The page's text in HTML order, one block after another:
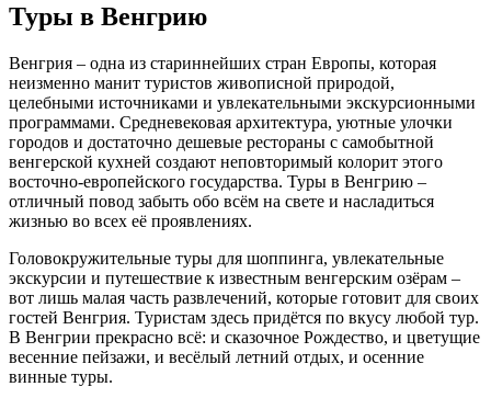
Туры в Венгрию
Венгрия – одна из стариннейших стран Европы, которая
неизменно манит туристов живописной природой,
целебными источниками и увлекательными экскурсионными
программами. Средневековая архитектура, уютные улочки
городов и достаточно дешевые рестораны с самобытной
венгерской кухней создают неповторимый колорит этого
восточно-европейского государства. Туры в Венгрию –
отличный повод забыть обо всём на свете и насладиться
жизнью во всех её проявлениях.
Головокружительные туры для шоппинга, увлекательные
экскурсии и путешествие к известным венгерским озёрам –
вот лишь малая часть развлечений, которые готовит для своих
гостей Венгрия. Туристам здесь придётся по вкусу любой тур.
В Венгрии прекрасно всё: и сказочное Рождество, и цветущие
весенние пейзажи, и весёлый летний отдых, и осенние
винные туры.